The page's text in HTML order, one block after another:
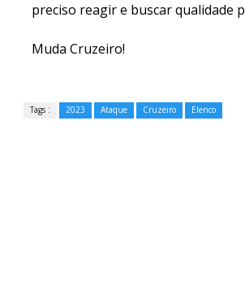
preciso reagir e buscar qualidade
Muda Cruzeiro!
Tags : 2023 Ataque Cruzeiro Elenco